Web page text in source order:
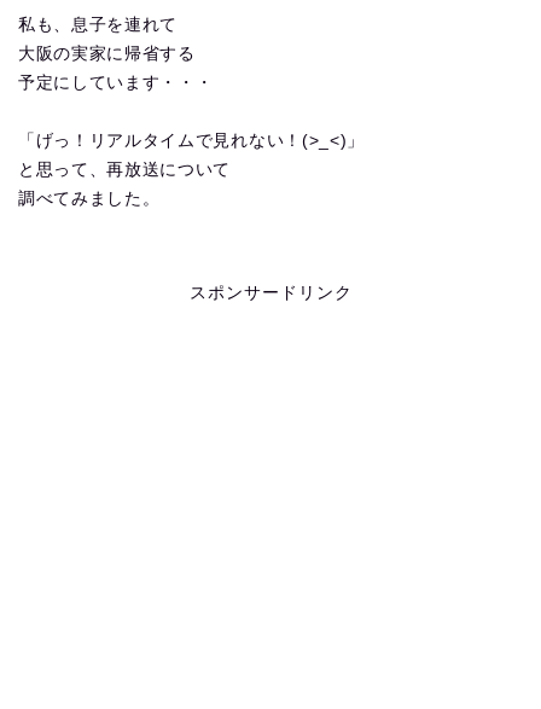
私も、息子を連れて
大阪の実家に帰省する
予定にしています・・・
「げっ！リアルタイムで見れない！(>_<)」
と思って、再放送について
調べてみました。
スポンサードリンク